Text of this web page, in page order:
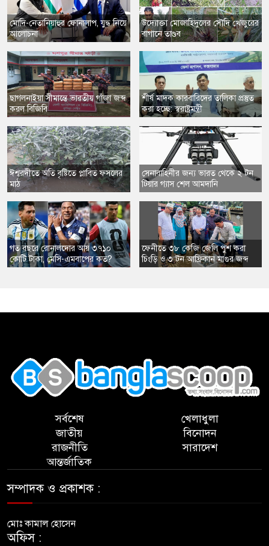
মোদি-নেতানিয়াহুর ফোনালাপ, যুদ্ধ নিয়ে
আলোচনা
ছাগলনাইয়া সীমান্তে ভারতীয় গাঁজা জব্দ
করল বিজিবি
ঈশ্বরদীতে অতি বৃষ্টিতে প্লাবিত ফসলের
মাঠ
গত বছরে রোনালদোর আয় ৩৭১০
কোটি টাকা, মেসি-এমবাপের কত?
উদ্যোক্তা মোজাহিদুলের সৌদি খেজুরের
বাগানে তাণ্ডব
শীর্ষ মাদক কারবারিদের তালিকা প্রস্তুত
করা হচ্ছে: স্বরাষ্ট্রমন্ত্রী
সেনাবাহিনীর জন্য ভারত থেকে ২ টন
টিয়ার গ্যাস শেল আমদানি
​ফেনীতে ৩৮ কেজি জেলি পুশ করা
চিংড়ি ও ৩ টন আফ্রিকান মাগুর জব্দ
সর্বশেষ
জাতীয়
রাজনীতি
আন্তর্জাতিক
খেলাধুলা
বিনোদন
সারাদেশ
সম্পাদক ও প্রকাশক :
মোঃ কামাল হোসেন
অফিস :